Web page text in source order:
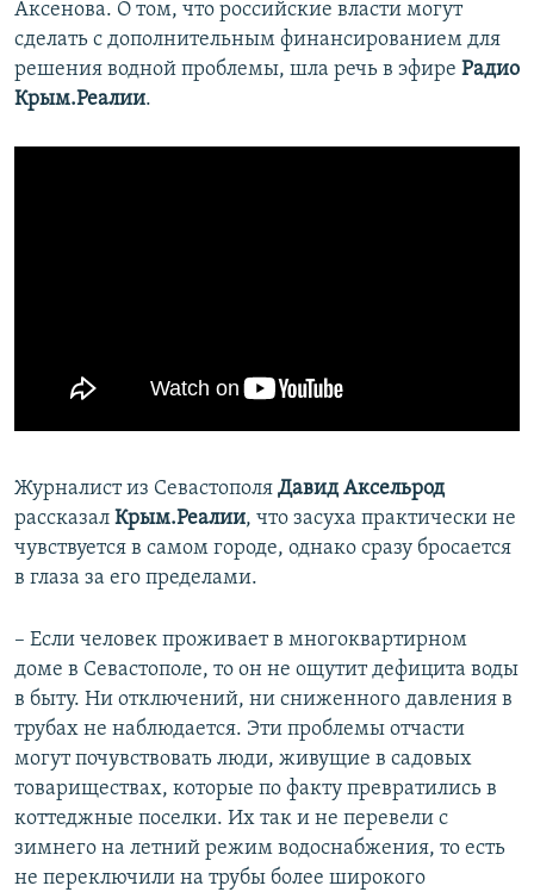
Аксенова. О том, что российские власти могут
сделать с дополнительным финансированием для
решения водной проблемы, шла речь в эфире Радио
Крым.Реалии.
Журналист из Севастополя Давид Аксельрод
рассказал Крым.Реалии, что засуха практически не
чувствуется в самом городе, однако сразу бросается
в глаза за его пределами.
– Если человек проживает в многоквартирном
доме в Севастополе, то он не ощутит дефицита воды
в быту. Ни отключений, ни сниженного давления в
трубах не наблюдается. Эти проблемы отчасти
могут почувствовать люди, живущие в садовых
товариществах, которые по факту превратились в
коттеджные поселки. Их так и не перевели с
зимнего на летний режим водоснабжения, то есть
не переключили на трубы более широкого